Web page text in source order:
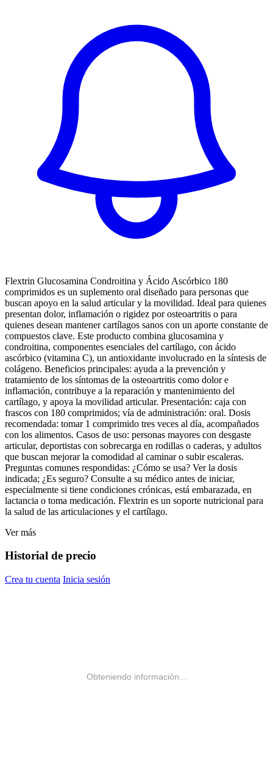
Flextrin Glucosamina Condroitina y Ácido Ascórbico 180
comprimidos es un suplemento oral diseñado para personas que
buscan apoyo en la salud articular y la movilidad. Ideal para quienes
presentan dolor, inflamación o rigidez por osteoartritis o para
quienes desean mantener cartílagos sanos con un aporte constante de
compuestos clave. Este producto combina glucosamina y
condroitina, componentes esenciales del cartílago, con ácido
ascórbico (vitamina C), un antioxidante involucrado en la síntesis de
colágeno. Beneficios principales: ayuda a la prevención y
tratamiento de los síntomas de la osteoartritis como dolor e
inflamación, contribuye a la reparación y mantenimiento del
cartílago, y apoya la movilidad articular. Presentación: caja con
frascos con 180 comprimidos; vía de administración: oral. Dosis
recomendada: tomar 1 comprimido tres veces al día, acompañados
con los alimentos. Casos de uso: personas mayores con desgaste
articular, deportistas con sobrecarga en rodillas o caderas, y adultos
que buscan mejorar la comodidad al caminar o subir escaleras.
Preguntas comunes respondidas: ¿Cómo se usa? Ver la dosis
indicada; ¿Es seguro? Consulte a su médico antes de iniciar,
especialmente si tiene condiciones crónicas, está embarazada, en
lactancia o toma medicación. Flextrin es un soporte nutricional para
la salud de las articulaciones y el cartílago.
Ver más
Historial de precio
Crea tu cuenta Inicia sesión
Obteniendo información...